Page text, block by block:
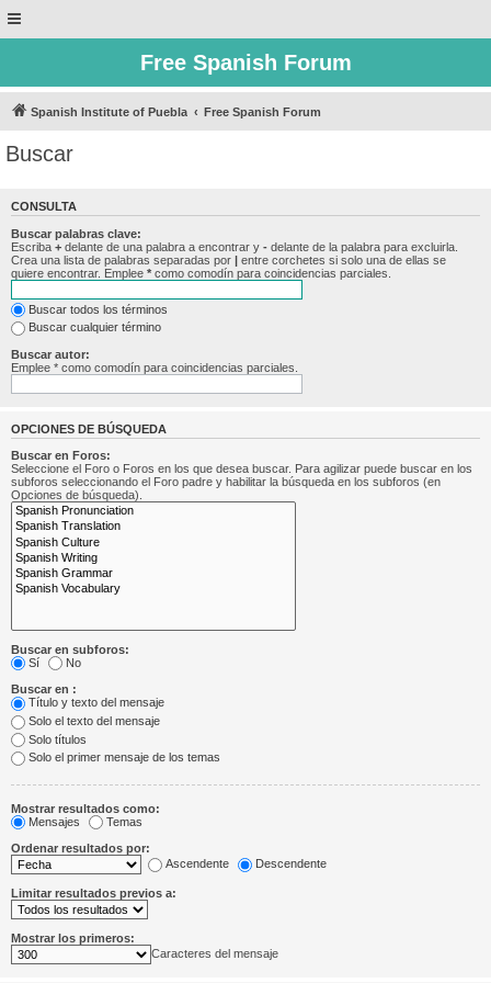
Free Spanish Forum
Spanish Institute of Puebla Free Spanish Forum
Buscar
CONSULTA
Buscar palabras clave:
Escriba + delante de una palabra a encontrar y - delante de la palabra para excluirla.
Crea una lista de palabras separadas por | entre corchetes si solo una de ellas se
quiere encontrar. Emplee * como comodín para coincidencias parciales.
Buscar todos los términos
Buscar cualquier término
Buscar autor:
Emplee * como comodín para coincidencias parciales.
OPCIONES DE BÚSQUEDA
Buscar en Foros:
Seleccione el Foro o Foros en los que desea buscar. Para agilizar puede buscar en los
subforos seleccionando el Foro padre y habilitar la búsqueda en los subforos (en
Opciones de búsqueda).
Buscar en subforos:
Sí
No
Buscar en :
Título y texto del mensaje
Solo el texto del mensaje
Solo títulos
Solo el primer mensaje de los temas
Mostrar resultados como:
Mensajes
Temas
Ordenar resultados por:
Ascendente
Descendente
Limitar resultados previos a:
Mostrar los primeros:
Caracteres del mensaje